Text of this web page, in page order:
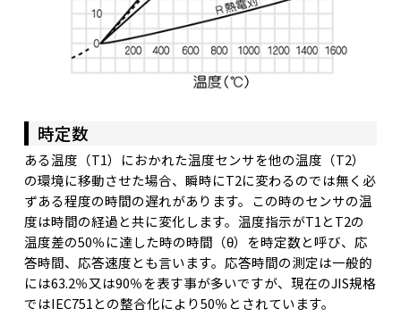
時定数
ある温度（T1）におかれた温度センサを他の温度（T2）
の環境に移動させた場合、瞬時にT2に変わるのでは無く必
ずある程度の時間の遅れがあります。この時のセンサの温
度は時間の経過と共に変化します。温度指示がT1とT2の
温度差の50％に達した時の時間（θ）を時定数と呼び、応
答時間、応答速度とも言います。応答時間の測定は一般的
には63.2％又は90％を表す事が多いですが、現在のJIS規格
ではIEC751との整合化により50％とされています。